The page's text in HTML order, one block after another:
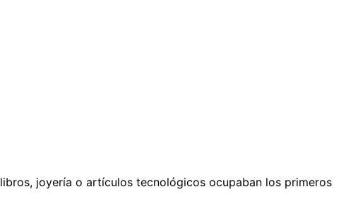
joyería o artículos tecnológicos ocupaban los primeros